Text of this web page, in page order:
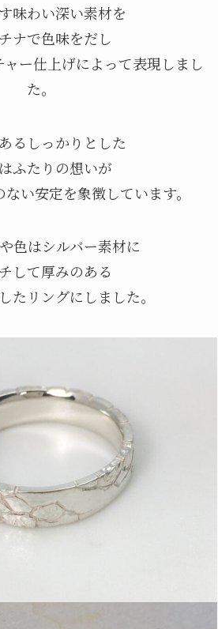
味わい深い素材を
ナで色味をだし
ー仕上げによって表現しまし
た。
るしっかりとした
ふたりの想いが
い安定を象徴しています。
色はシルバー素材に
して厚みのある
たリングにしました。